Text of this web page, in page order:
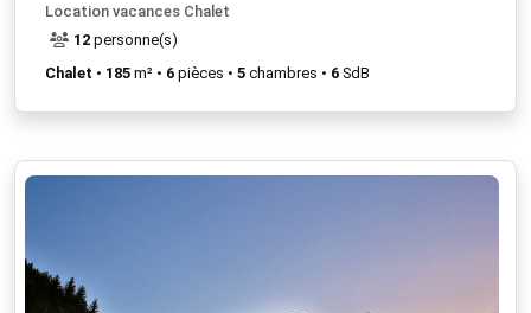
Location vacances Chalet
12 personne(s)
Chalet • 185 m² • 6 pièces • 5 chambres • 6 SdB